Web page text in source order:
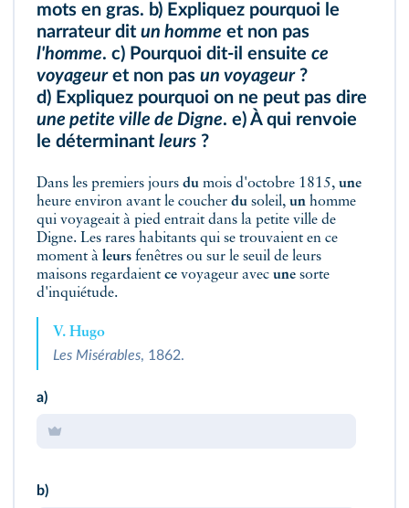
mots en gras. b) Expliquez pourquoi le
narrateur dit un homme et non pas
l'homme. c) Pourquoi dit-il ensuite ce
voyageuret non pas un voyageur?
d) Expliquez pourquoi on ne peut pas dire
une petite ville de Digne. e) À qui renvoie
le déterminant leurs ?
Dans les premiers jours du mois d'octobre 1815, une
heure environ avant le coucher du soleil, un homme
qui voyageait à pied entrait dans la petite ville de
Digne. Les rares habitants qui se trouvaient en ce
moment à leurs fenêtres ou sur le seuil de leurs
maisons regardaient ce voyageur avec une sorte
d'inquiétude.
V. Hugo
Les Misérables, 1862.
a)
b)